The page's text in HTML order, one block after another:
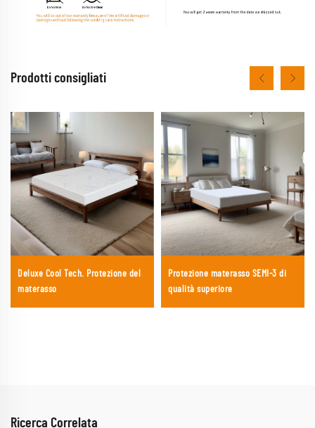
Prodotti consigliati
Deluxe Cool Tech. Protezione del
materasso
Protezione materasso SEMI-3 di
qualità superiore
Ricerca Correlata